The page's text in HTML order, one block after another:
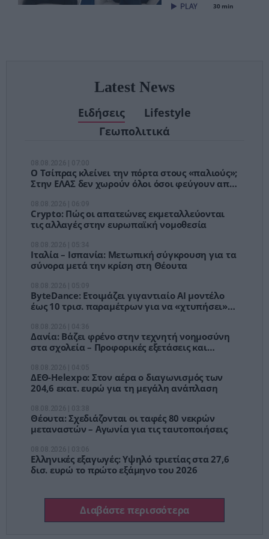
– Τέλος στις
30 min
Latest News
Ειδήσεις
Lifestyle
Γεωπολιτικά
Ο Τσίπρας κλείνει την πόρτα στους «παλιούς»;
Στην ΕΛΑΣ δεν χωρούν όλοι όσοι φεύγουν από
Crypto: Πώς οι απατεώνες εκμεταλλεύονται
τις αλλαγές στην ευρωπαϊκή νομοθεσία
Ιταλία – Ισπανία: Μετωπική σύγκρουση για τα
σύνορα μετά την κρίση στη Θέουτα
ByteDance: Ετοιμάζει γιγαντιαίο AI μοντέλο
έως 10 τρισ. παραμέτρων για να «χτυπήσει»
Δανία: Βάζει φρένο στην τεχνητή νοημοσύνη
στα σχολεία – Προφορικές εξετάσεις και
ΔΕΘ-Helexpo: Στον αέρα ο διαγωνισμός των
204,6 εκατ. ευρώ για τη μεγάλη ανάπλαση
Θέουτα: Σχεδιάζονται οι ταφές 80 νεκρών
μεταναστών – Αγωνία για τις ταυτοποιήσεις
Ελληνικές εξαγωγές: Υψηλό τριετίας στα 27,6
δισ. ευρώ το πρώτο εξάμηνο του 2026
Διαβάστε περισσότερα